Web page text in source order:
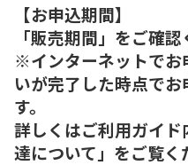
【お申込期間】
「販売期間」をご確認
※インターネットでお
いが完了した時点で
す。
詳しくはご利用ガイ
達について」をご覧く